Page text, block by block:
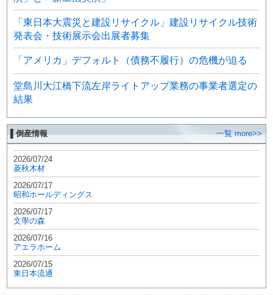
「東日本大震災と建設リサイクル」建設リサイクル技術
発表会・技術展示会出展者募集
「アメリカ」デフォルト（債務不履行）の危機が迫る
堂島川大江橋下流左岸ライトアップ業務の事業者選定の
結果
▌倒産情報 一覧 more>>
2026/07/24
菱秋木材
2026/07/17
昭和ホールディングス
2026/07/17
文學の森
2026/07/16
アエラホーム
2026/07/15
東日本流通